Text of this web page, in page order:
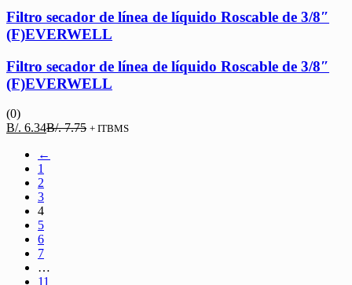
Filtro secador de línea de líquido Roscable de 3/8″
(F)EVERWELL
Filtro secador de línea de líquido Roscable de 3/8″
(F)EVERWELL
(0)
B/. 6.34El
actual
B/.7.75 El
+ ITBMS
←
1
2
3
4
5
6
7
…
11